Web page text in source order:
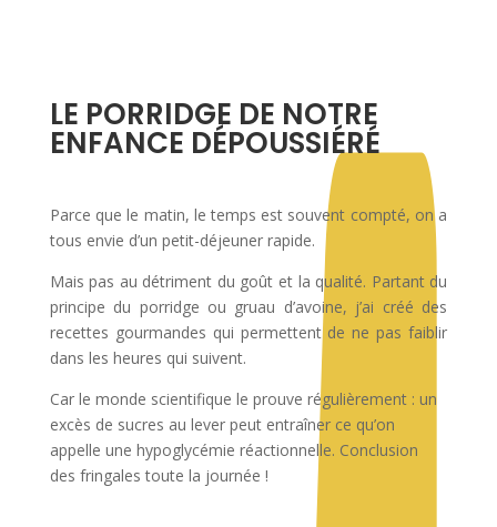
LE PORRIDGE DE NOTRE
ENFANCE DÉPOUSSIÉRÉ
Parce que le matin, le temps est souvent compté, on a
tous envie d’un petit-déjeuner rapide.
Mais pas au détriment du goût et la qualité. Partant du
principe du porridge ou gruau d’avoine, j’ai créé des
recettes gourmandes qui permettent de ne pas faiblir
dans les heures qui suivent.
Car le monde scientifique le prouve régulièrement : un
excès de sucres au lever peut entraîner ce qu’on
appelle une hypoglycémie réactionnelle. Conclusion
des fringales toute la journée !